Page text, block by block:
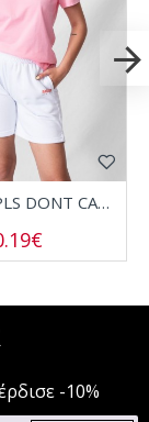
T-SHIRT PLS DONT CALL 2532008
-10%